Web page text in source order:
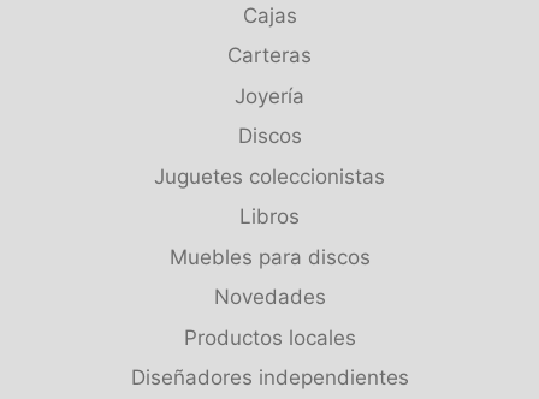
Cajas
Carteras
Joyería
Discos
Juguetes coleccionistas
Libros
Muebles para discos
Novedades
Productos locales
Diseñadores independientes